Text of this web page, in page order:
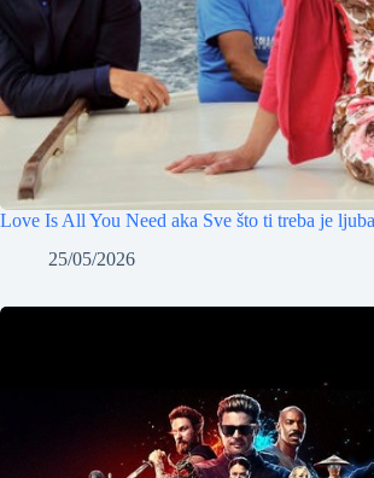
Love Is All You Need aka Sve što ti treba je
25/05/2026